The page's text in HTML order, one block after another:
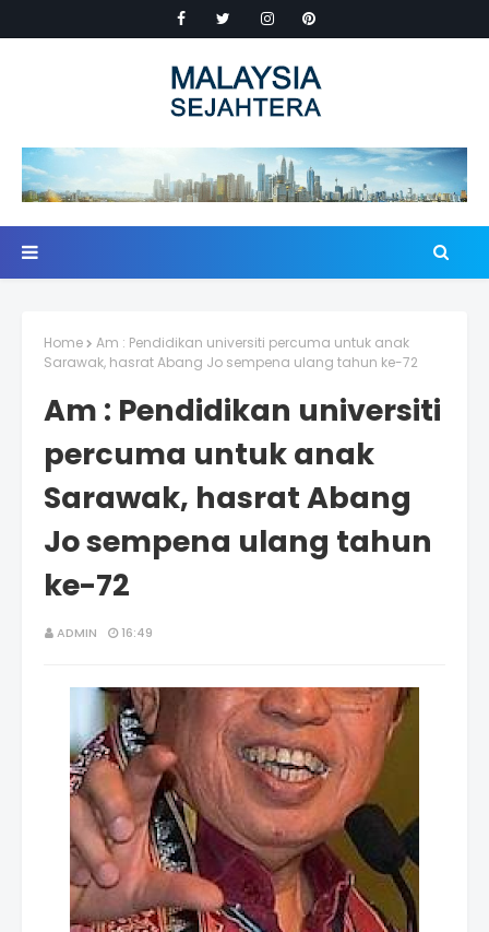
Home
Am : Pendidikan universiti percuma untuk anak
Sarawak, hasrat Abang Jo sempena ulang tahun ke-72
Am : Pendidikan universiti
percuma untuk anak
Sarawak, hasrat Abang
Jo sempena ulang tahun
ke-72
ADMIN 16:49